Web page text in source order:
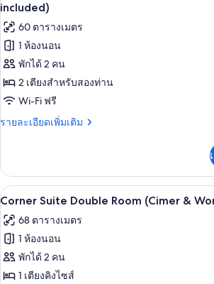
Premier
Double
Room
(Cimer
&
Wonderbox
ภาพถ่าย
ทั้งหมด
ของ
Grand
Premier
Deluxe
Twin
&
Wonderbox
included)
included)
60 ตารางเมตร
1 ห้องนอน
พักได้ 2 คน
2 เตียงสำหรับสองท่าน
Wi-Fi ฟรี
รายละเอียดเพิ่มเติม
ราย
เกี่ยว
กับ
Grand
Deluxe
Twin
Room
(Cimer
&
เปิด
ภาพถ่าย
ทั้งหมด
ของ
Corner
เครื่องนอน
4
Corner Suite Double Room (Cimer &
68 ตารางเมตร
1 ห้องนอน
พักได้ 2 คน
1 เตียงคิงไซส์